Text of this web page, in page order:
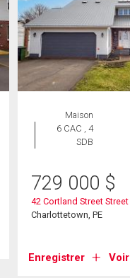
Maison
6 CAC , 4
SDB
729 000 $
42 Cortland Street Street
Charlottetown, PE
Enregistrer Voir